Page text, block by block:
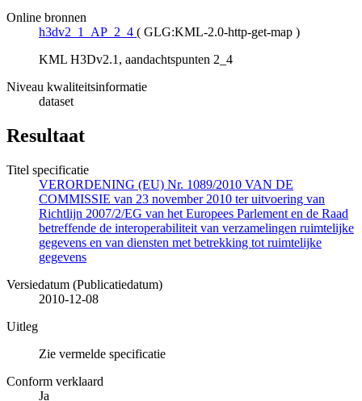
Online bronnen
h3dv2_1_AP_2_4 ( GLG:KML-2.0-http-get-map )
KML H3Dv2.1, aandachtspunten 2_4
Niveau kwaliteitsinformatie
dataset
Resultaat
Titel specificatie
VERORDENING (EU) Nr. 1089/2010 VAN DE
COMMISSIE van 23 november 2010 ter uitvoering van
Richtlijn 2007/2/EG van het Europees Parlement en de Raad
betreffende de interoperabiliteit van verzamelingen ruimtelijke
gegevens en van diensten met betrekking tot ruimtelijke
gegevens
Versiedatum (Publicatiedatum)
2010-12-08
Uitleg
Zie vermelde specificatie
Conform verklaard
Ja